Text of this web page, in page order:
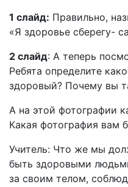
1 слайд: Правильно,
«Я здоровье сберегу-
2 слайд: А теперь
Ребята определите
здоровый? Почему вы
А на этой фотографии
Какая фотография вам
Учитель: Что же мы
быть здоровыми
за своим телом,